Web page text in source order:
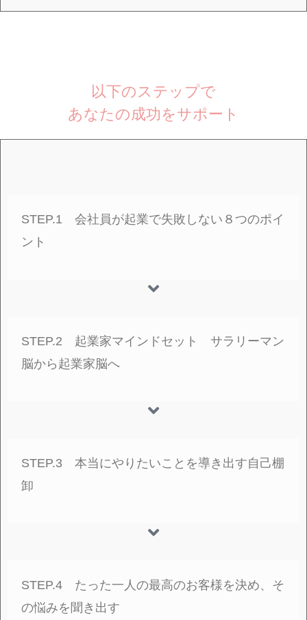
以下のステップで
あなたの成功をサポート
STEP.1 会社員が起業で失敗しない８つのポイ
ント
STEP.2 起業家マインドセット サラリーマン
脳から起業家脳へ
STEP.3 本当にやりたいことを導き出す自己棚
卸
STEP.4 たった⼀⼈の最高のお客様を決め、そ
の悩みを聞き出す